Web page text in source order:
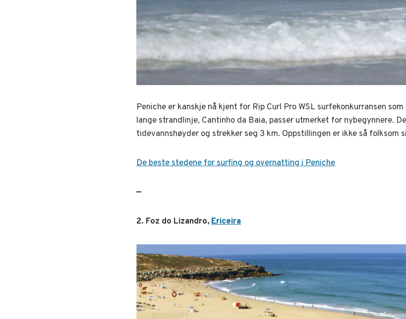
Peniche er kanskje nå kjent for Rip Curl Pro WSL surfekonkurransen
lange strandlinje, Cantinho da Baia, passer utmerket for nybegynnere.
tidevannshøyder og strekker seg 3 km. Oppstillingen er ikke så folksom
De beste stedene for surfing og overnatting i Peniche
—
2. Foz do Lizandro,Ericeira